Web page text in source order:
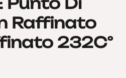
Raffinato
232C°